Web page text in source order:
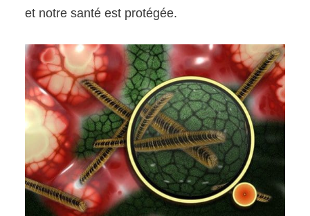
et notre santé est protégée.